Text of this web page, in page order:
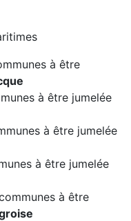
à être
à être jumelée
à être jumelée
à être jumelée
à être